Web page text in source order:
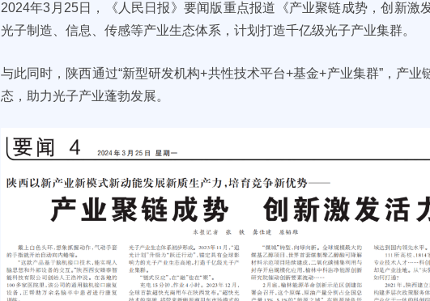
2024年3月25日，《人民日报》要闻版重点报道《产业聚链成势，创新激
光子制造、信息、传感等产业生态体系，计划打造千亿级光子产业集群。
与此同时，陕西通过“新型研发机构+共性技术平台+基金+产业集群”，产
态，助力光子产业蓬勃发展。